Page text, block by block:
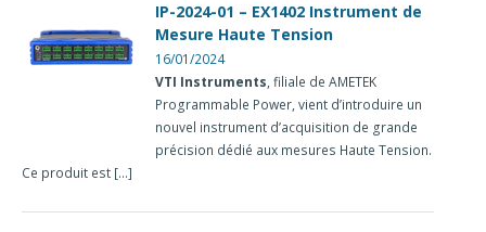
IP-2024-01 – EX1402 Instrument de
Mesure Haute Tension
16/01/2024
VTI Instruments, filiale de AMETEK
Programmable Power, vient d’introduire un
nouvel instrument d’acquisition de grande
précision dédié aux mesures Haute Tension.
Ce produit est [...]